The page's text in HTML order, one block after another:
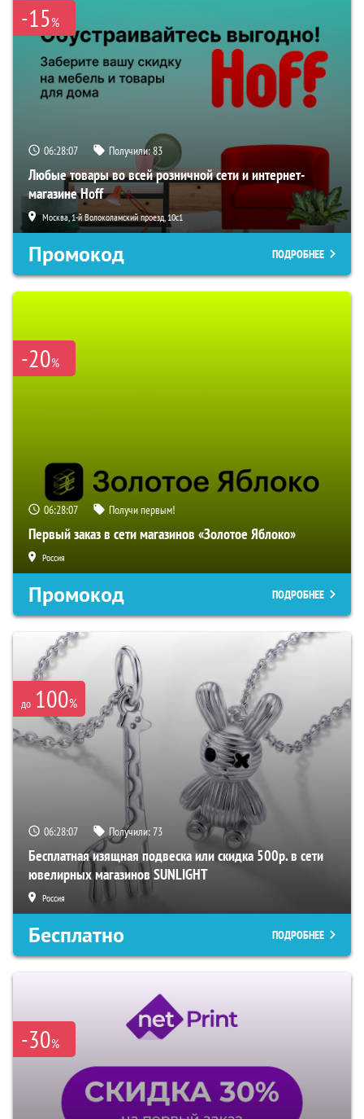
-15%
06:28:05 Получили:83
Любые товары во всей розничной сети и интернет-
магазине Hoff
Москва, 1-й Волоколамский проезд, 10с1
Промокод ПОДРОБНЕЕ
-20%
06:28:05 Получи первым!
Первый заказ в сети магазинов «Золотое Яблоко»
Россия
Промокод ПОДРОБНЕЕ
до 100%
06:28:05 Получили:73
Бесплатная изящная подвеска или скидка 500р. в сети
ювелирных магазинов SUNLIGHT
Россия
Бесплатно ПОДРОБНЕЕ
-30%